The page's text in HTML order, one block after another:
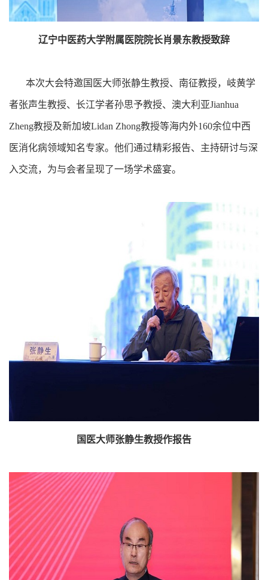
辽宁中医药大学附属医院院长肖景东教授致辞
本次大会特邀国医大师张静生教授、南征教授，岐黄学
者张声生教授、长江学者孙思予教授、澳大利亚Jianhua
Zheng教授及新加坡Lidan Zhong教授等海内外160余位中西
医消化病领域知名专家。他们通过精彩报告、主持研讨与深
入交流，为与会者呈现了一场学术盛宴。
国医大师张静生教授作报告